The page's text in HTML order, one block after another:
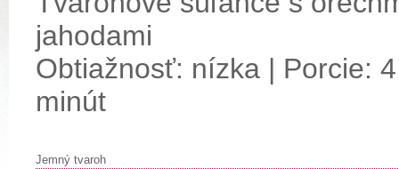
jahodami
Obtiažnosť: nízka | Porcie:
minút
Jemný tvaroh